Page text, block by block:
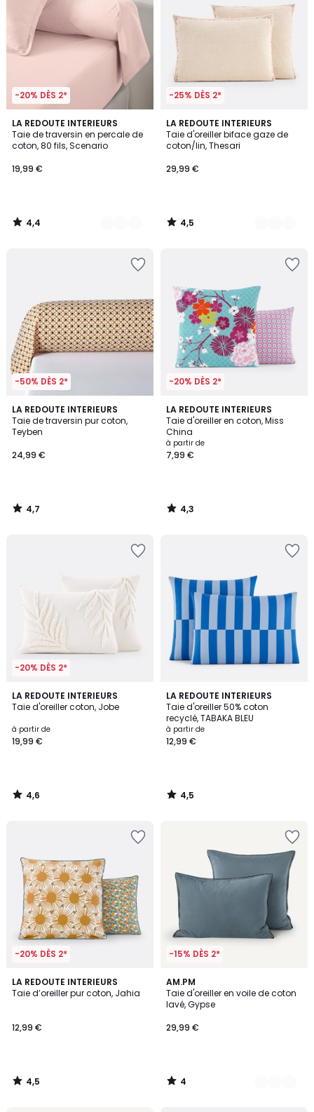
-20% DÈS 2*
LA REDOUTE INTERIEURS
Taie de traversin en percale de
coton, 80 fils, Scenario
19,99 €
4,4
/ 5
20
Couleurs
4,4
/
-25% DÈS 2*
LA REDOUTE INTERIEURS
Taie d'oreiller biface gaze de
coton/lin, Thesari
29,99 €
4,5
/ 5
2
Couleurs
4,5
/
-50% DÈS 2*
LA REDOUTE INTERIEURS
Taie de traversin pur coton,
Teyben
24,99 €
4,7
/ 5
4,7
/
-20% DÈS 2*
LA REDOUTE INTERIEURS
Taie d'oreiller en coton, Miss
China
à partir de
7,99 €
4,3
/ 5
4,3
/
-20% DÈS 2*
LA REDOUTE INTERIEURS
Taie d'oreiller coton, Jobe
à partir de
19,99 €
4,6
/ 5
4,6
/
LA REDOUTE INTERIEURS
Taie d'oreiller 50% coton
recyclé, TABAKA BLEU
à partir de
12,99 €
4,5
/ 5
4,5
/
-20% DÈS 2*
LA REDOUTE INTERIEURS
Taie d’oreiller pur coton, Jahia
12,99 €
4,5
/ 5
4,5
/
-15% DÈS 2*
AM.PM
Taie d'oreiller en voile de coton
lavé, Gypse
29,99 €
4
/
5
8
Couleurs
4
/